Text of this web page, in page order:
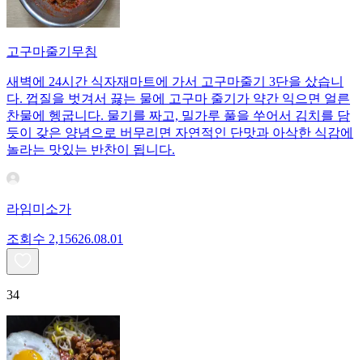
고구마줄기무침
새벽에 24시간 식자재마트에 가서 고구마줄기 3단을 샀습니
다. 껍질을 벗겨서 끓는 물에 고구마 줄기가 약간 익으면 얼른
찬물에 헹굽니다. 물기를 짜고, 밀가루 풀을 쑤어서 김치를 담
듯이 갖은 양념으로 버무리면 자연적인 단맛과 아삭한 식감에
놀라는 맛있는 반찬이 됩니다.
라임미소가
조회수 2,15626.08.01
34